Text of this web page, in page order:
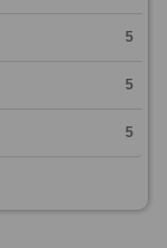
5
5
5